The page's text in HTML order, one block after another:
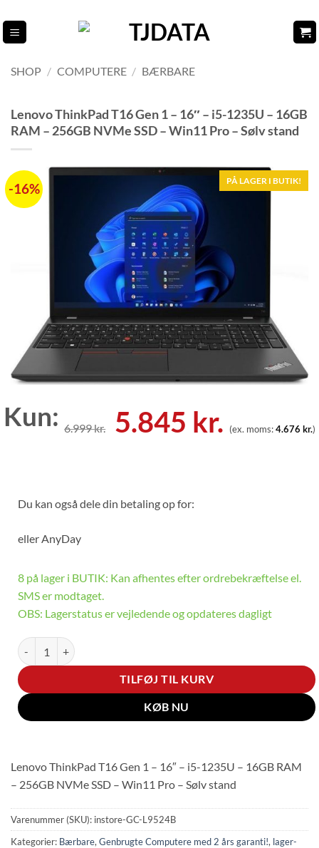
til
indhold
SHOP / COMPUTERE / BÆRBARE
Lenovo ThinkPad T16 Gen 1 – 16″ – i5-1235U – 16GB
RAM – 256GB NVMe SSD – Win11 Pro – Sølv stand
-16% PÅ LAGER I BUTIK!
Kun: 6.999kr.
Den
var:
5.845 kr.Den
(ex. moms:4.676 kr.)
Du kan også dele din betaling op for:
ellerAnyDay
8 på lager i BUTIK: Kan afhentes efter ordrebekræftelse el.
SMS er modtaget.
OBS: Lagerstatus er vejledende og opdateres dagligt
Lenovo ThinkPad T16 Gen 1 - 16" - i5-1235U - 16GB RAM - 256GB
TILFØJ TIL KURV
KØB NU
Lenovo ThinkPad T16 Gen 1 – 16″ – i5-1235U – 16GB RAM
– 256GB NVMe SSD – Win11 Pro – Sølv stand
Varenummer (SKU): instore-GC-L9524B
Kategorier: Bærbare, Genbrugte Computere med 2 års garanti!, lager-